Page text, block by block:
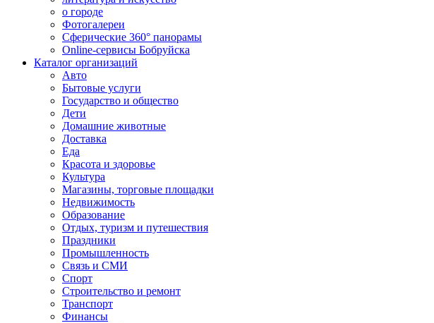
о городе
Фотогалереи
Сферические 360° панорамы
Online-сервисы Бобруйска
Каталог организаций
Авто
Бытовые услуги
Государство и общество
Дети
Домашние животные
Доставка
Еда
Красота и здоровье
Культура
Магазины, торговые площадки
Недвижимость
Образование
Отдых, туризм и путешествия
Праздники
Промышленность
Связь и СМИ
Спорт
Строительство и ремонт
Транспорт
Финансы